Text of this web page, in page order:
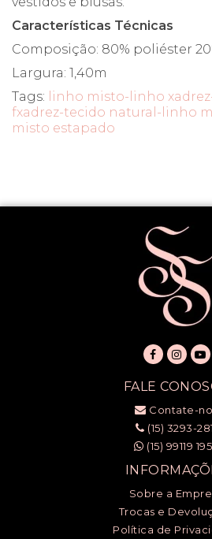
Características Técnicas
Composição: 80% poliéster
Largura: 1,40m
Tags: linho misto-linho
fxadrez-tecido natural-linho
misto estapado
FALE
Contate-
(15) 3293-
(15) 99119
Sobre a
Trocas e
Política de